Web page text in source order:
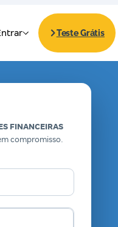
FINANCEIRAS
compromisso.